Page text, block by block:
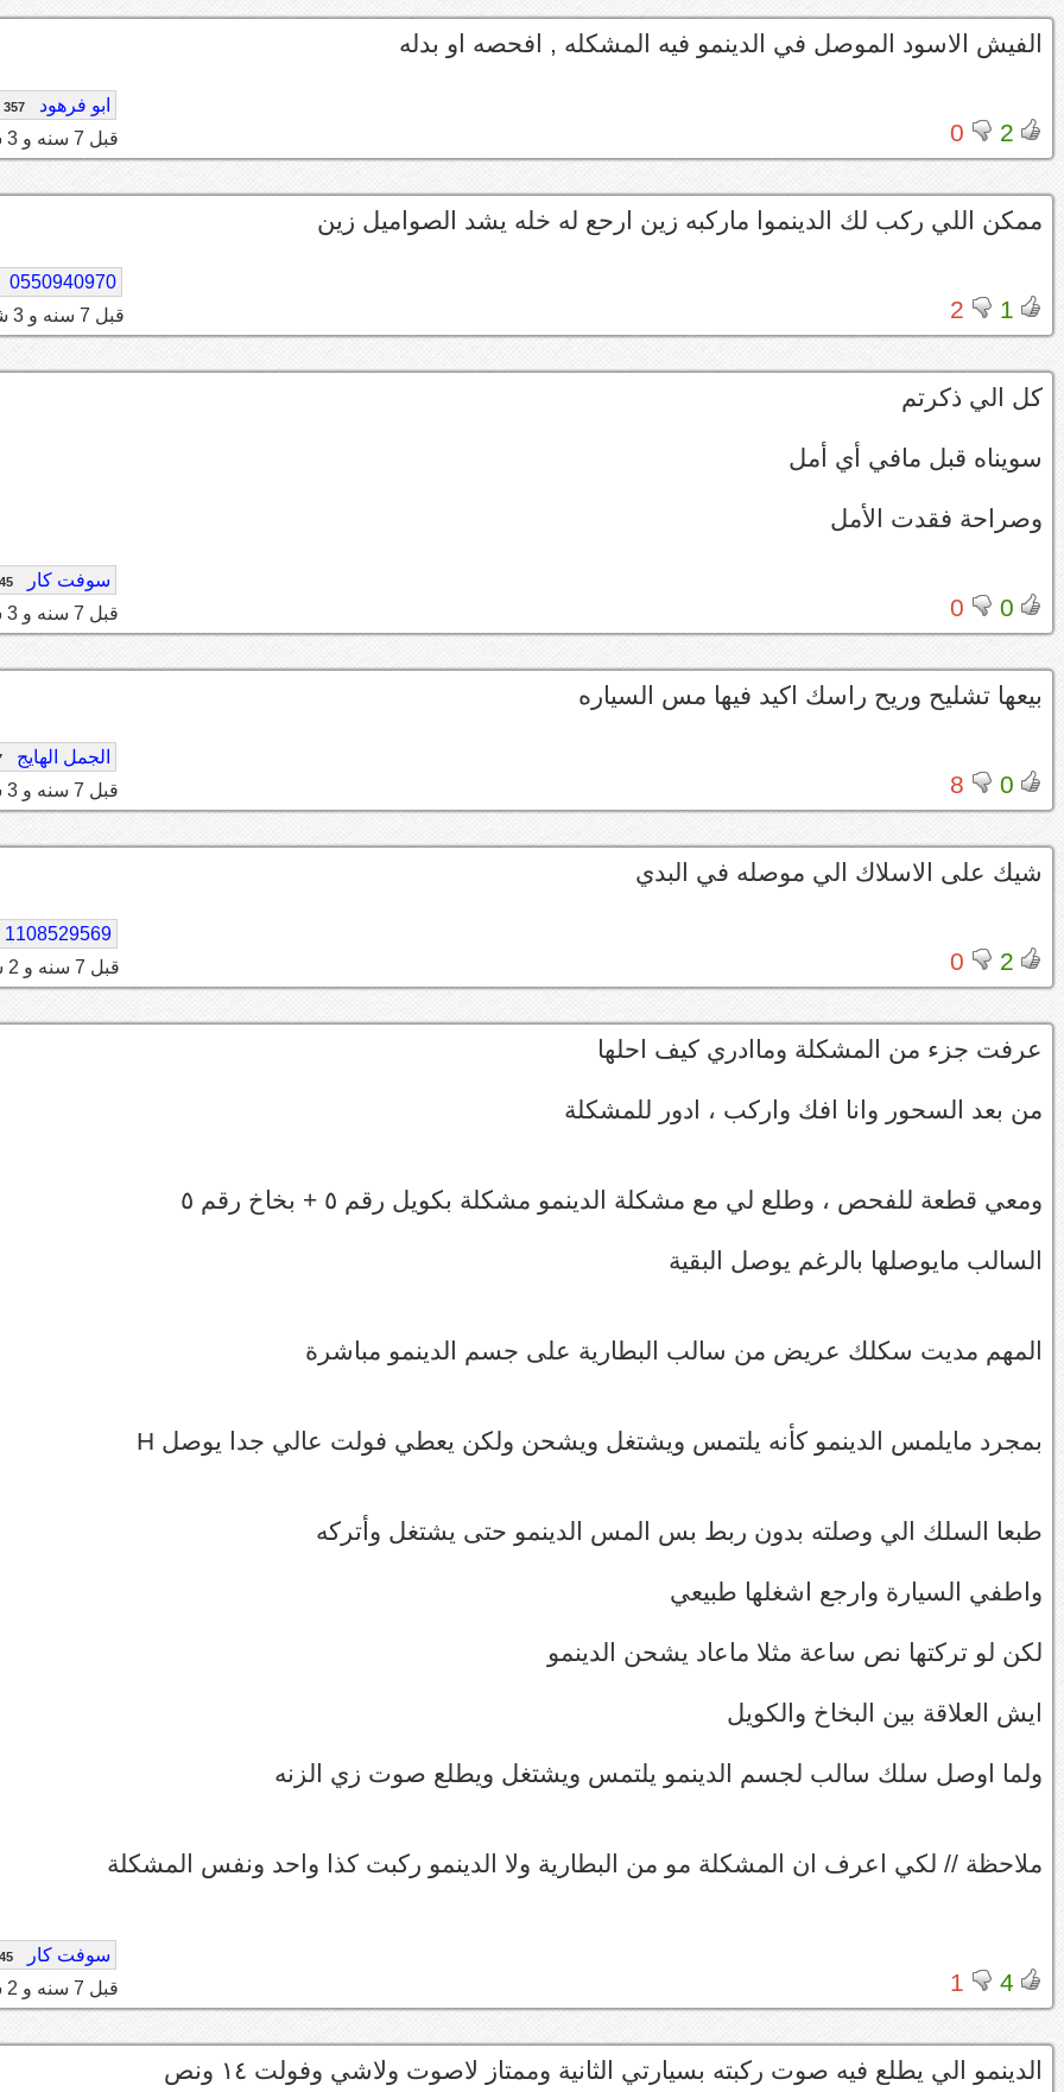
الفيش الاسود الموصل في الدينمو فيه المشكله , افحصه او بدله
2
0
ابو فرهود 357
قبل 7 سنه و 3 شهر
ممكن اللي ركب لك الدينموا ماركبه زين ارحع له خله يشد الصواميل زين
1
2
0550940970
قبل 7 سنه و 3 شهر
كل الي ذكرتم
سويناه قبل مافي أي أمل
وصراحة فقدت الأمل
0
0
سوفت كار 45
قبل 7 سنه و 3 شهر
بيعها تشليح وريح راسك اكيد فيها مس السياره
0
8
الجمل الهايج
قبل 7 سنه و 3 شهر
شيك على الاسلاك الي موصله في البدي
2
0
1108529569
قبل 7 سنه و 2 شهر
عرفت جزء من المشكلة وماادري كيف احلها
من بعد السحور وانا افك واركب ، ادور للمشكلة
ومعي قطعة للفحص ، وطلع لي مع مشكلة الدينمو مشكلة بكويل رقم ٥ + بخاخ رقم ٥
السالب مايوصلها بالرغم يوصل البقية
المهم مديت سكلك عريض من سالب البطارية على جسم الدينمو مباشرة
بمجرد مايلمس الدينمو كأنه يلتمس ويشتغل ويشحن ولكن يعطي فولت عالي جدا يوصل H
طبعا السلك الي وصلته بدون ربط بس المس الدينمو حتى يشتغل وأتركه
واطفي السيارة وارجع اشغلها طبيعي
لكن لو تركتها نص ساعة مثلا ماعاد يشحن الدينمو
ايش العلاقة بين البخاخ والكويل
ولما اوصل سلك سالب لجسم الدينمو يلتمس ويشتغل ويطلع صوت زي الزنه
ملاحظة // لكي اعرف ان المشكلة مو من البطارية ولا الدينمو ركبت كذا واحد ونفس المشكلة
4
1
سوفت كار 45
قبل 7 سنه و 2 شهر
الدينمو الي يطلع فيه صوت ركبته بسيارتي الثانية وممتاز لاصوت ولاشي وفولت ١٤ ونص